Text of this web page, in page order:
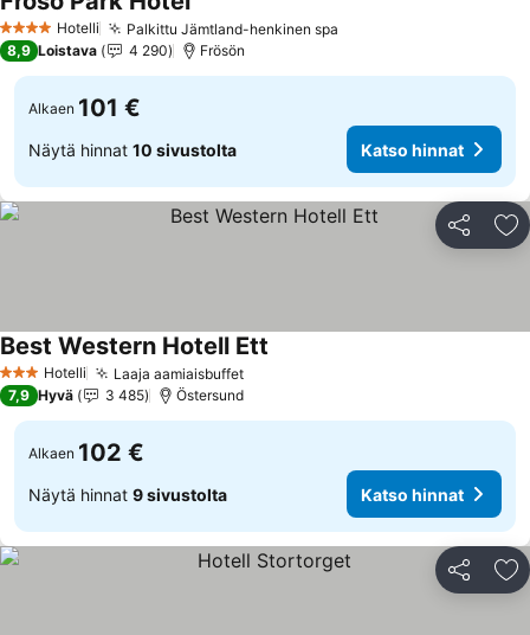
4 Tähtiluokitus
Hotelli Palkittu Jämtland-henkinen spa
Katso hinnat
8,9 Loistava 4 290 Frösön
Alkaen 101 €
Näytä hinnat 10 sivustolta Katso hinnat
Jaa
3 Tähtiluokitus
Hotelli Laaja aamiaisbuffetKatso hinnat
Best Western Hotell Ett
7,9 Hyvä 3 485 Östersund
Alkaen 102 €
Näytä hinnat 9 sivustolta Katso hinnat
Jaa